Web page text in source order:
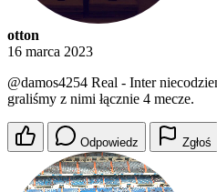
otton
16 marca 2023
@damos4254 Real - Inter
graliśmy z nimi łącznie 4 mecze.
Odpowiedz Zgłoś